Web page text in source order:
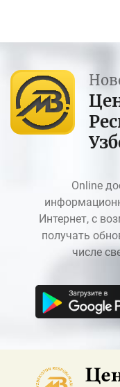
Online
Интернет, с
получать
числе